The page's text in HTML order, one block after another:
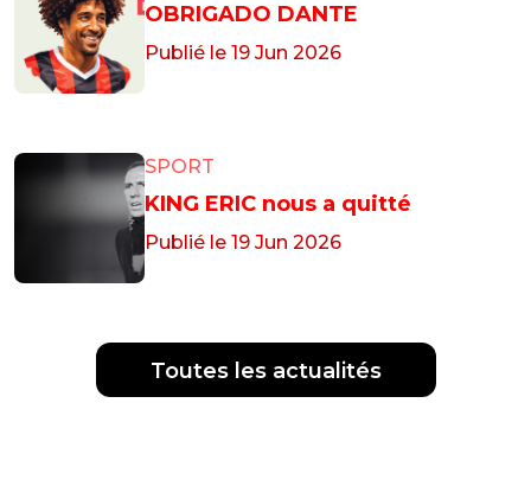
OBRIGADO DANTE
Publié le 19 Jun 2026
SPORT
KING ERIC nous a quitté
Publié le 19 Jun 2026
Toutes les actualités